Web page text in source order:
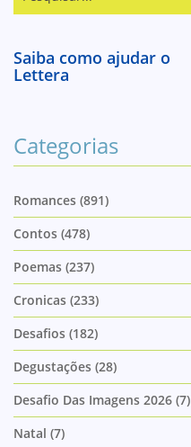
Saiba como ajudar o
Lettera
Categorias
Romances (891)
Contos (478)
Poemas (237)
Cronicas (233)
Desafios (182)
Degustações (28)
Desafio Das Imagens 2026 (7)
Natal (7)